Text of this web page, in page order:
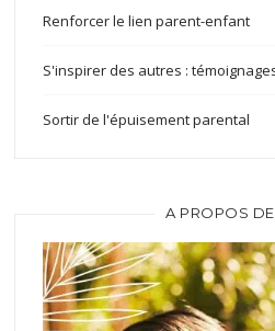
Renforcer le lien parent-enfant
S'inspirer des autres :
Sortir de l'épuisement parental
A PROPOS